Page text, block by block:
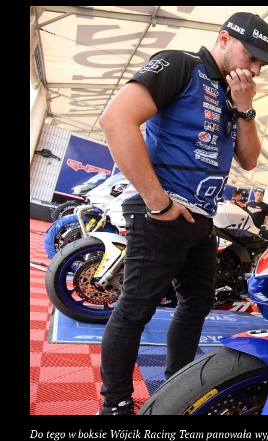
Do tego w boksie Wójcik Racing Team panowała